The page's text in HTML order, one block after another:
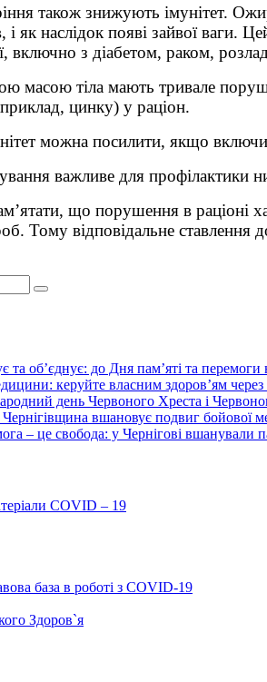
також знижують імунітет.
і як наслідок появі зайвої
включно з діабетом, раком,
масою тіла мають тривале
цинку) у раціон.
можна посилити, якщо
важливе для профілактики
що порушення в раціоні
Тому відповідальне ставлення
та об’єднує: до Дня пам’яті та
керуйте власним здоров’ям через
день Червоного Хреста і
Чернігівщина вшановує подвиг бойової
– це свобода: у Чернігові вшанували
COVID – 19
база в роботі з COVID-19
Здоров`я